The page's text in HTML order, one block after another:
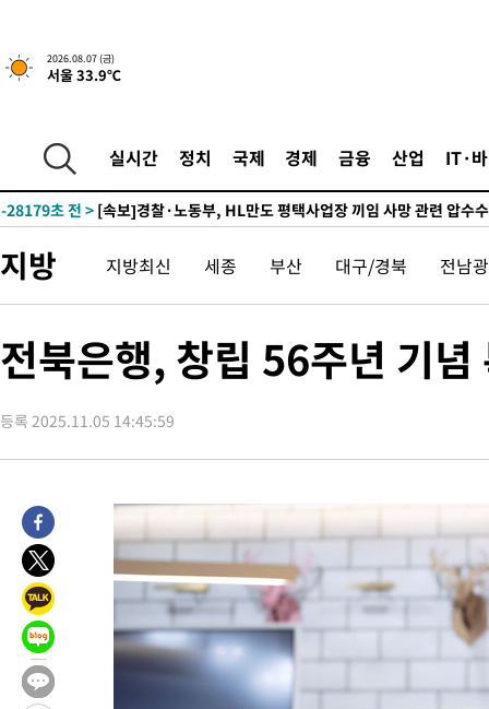
2026.08.07 (금)
서울 33.9℃
실시간 정치 국제 경제 금융 산업 IT·
-13558초 전 >[속보] 뉴욕증시, 일제 하락 마감…나스닥 0.06%↓
-30472초 전 >
-29666초 전 >
"미 전국적 살모네라 식중독 원인은 멕시코산 할라피뇨"--
-28179초 전 >
[속보]경찰·노동부, HL만도 평택사업장 끼임 사망 관련 압수
-28060초 전 >[속보]합수본, '투표율 허위 입력' 중앙·서울·경기도 선관위
압수수색
-27815초 전 >
[속보]원·달러 환율, 오전 9시 1423.8원
-27565초 전 >[속보]코스피, 6300선 재탈환…1.09% 오른 6365.07 개장
-24730초 전 >시리아 다마스쿠스 교외에서 미니버스 폭발.. 14명 부상, 3명
태
-24028초 전 > 입추에도 극한더위…서울 낮 39도 '폭염중대경보'
-15858초 전 >
[속보]트럼프, 美 원정출산 금지 행정명령 서명
-13558초 전 >
[속보] 뉴욕증시, 일제 하락 마감…나스닥 0.06%↓
-31222초 전 > 민주 콩고 에볼라환자 4천명 돌파, 4053명 발생 1850명 사망
-30472초 전 >
[속보]'300억원대 사기 혐의' 차가원 대표 구속 송치
-29666초 전 >
"미 전국적 살모네라 식중독 원인은 멕시코산 할라피뇨"--
-28179초 전 >
[속보]경찰·노동부, HL만도 평택사업장 끼임 사망 관련 압수
-28060초 전 >
[속보]합수본, '투표율 허위 입력' 중앙·서울·경기도 선관위
지방 지방최신 세종 부산 대구/경북 전남
전북은행, 창립 56주년 기념
등록 2025.11.05 14:45:59